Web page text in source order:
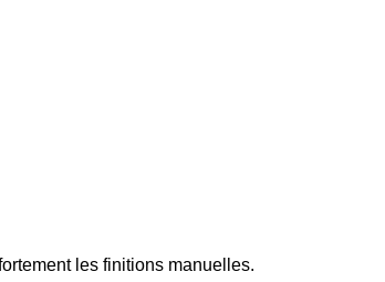
les finitions manuelles.